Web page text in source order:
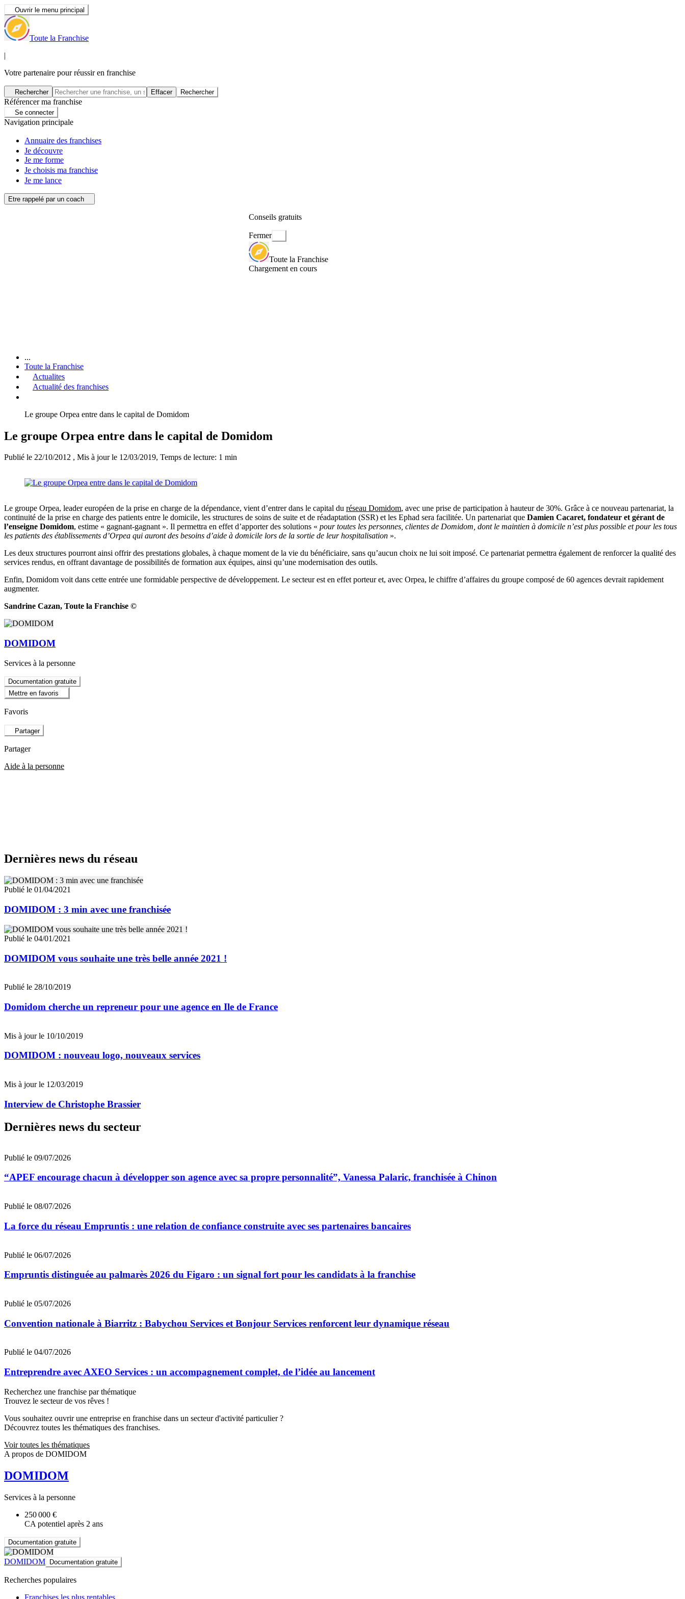
Ouvrir le menu principal
Toute la Franchise
|
Votre partenaire pour réussir en franchise
Rechercher Effacer Rechercher
Référencer ma franchise
Se connecter
Navigation principale
Annuaire des franchises
Je découvre
Je me forme
Je choisis ma franchise
Je me lance
Etre rappelé par un coach
Conseils gratuits
Fermer
Toute la Franchise
Chargement en cours
...
Toute la Franchise
Actualites
Actualité des franchises
Le groupe Orpea entre dans le capital de Domidom
Le groupe Orpea entre dans le capital de Domidom
Publié le 22/10/2012 , Mis à jour le 12/03/2019, Temps de lecture: 1 min
Le groupe Orpea, leader européen de la prise en charge de la dépendance, vient d’entrer dans le capital du réseau Domidom, avec une prise de participation à hauteur de 30%. Grâce à ce nouveau partenariat, la
continuité de la prise en charge des patients entre le domicile, les structures de soins de suite et de réadaptation (SSR) et les Ephad sera facilitée. Un partenariat que Damien Cacaret, fondateur et gérant de
l’enseigne Domidom, estime « gagnant-gagnant ». Il permettra en effet d’apporter des solutions « pour toutes les personnes, clientes de Domidom, dont le maintien à domicile n’est plus possible et pour les tous
les patients des établissements d’Orpea qui auront des besoins d’aide à domicile lors de la sortie de leur hospitalisation ».
Les deux structures pourront ainsi offrir des prestations globales, à chaque moment de la vie du bénéficiaire, sans qu’aucun choix ne lui soit imposé. Ce partenariat permettra également de renforcer la qualité des
services rendus, en offrant davantage de possibilités de formation aux équipes, ainsi qu’une modernisation des outils.
Enfin, Domidom voit dans cette entrée une formidable perspective de développement. Le secteur est en effet porteur et, avec Orpea, le chiffre d’affaires du groupe composé de 60 agences devrait rapidement
augmenter.
Sandrine Cazan, Toute la Franchise ©
DOMIDOM
Services à la personne
Documentation gratuite
Mettre en favoris
Favoris
Partager
Partager
Aide à la personne
Dernières news du réseau
Publié le 01/04/2021
DOMIDOM : 3 min avec une franchisée
Publié le 04/01/2021
DOMIDOM vous souhaite une très belle année 2021 !
Publié le 28/10/2019
Domidom cherche un repreneur pour une agence en Ile de France
Mis à jour le 10/10/2019
DOMIDOM : nouveau logo, nouveaux services
Mis à jour le 12/03/2019
Interview de Christophe Brassier
Dernières news du secteur
Publié le 09/07/2026
“APEF encourage chacun à développer son agence avec sa propre personnalité”, Vanessa Palaric, franchisée à Chinon
Publié le 08/07/2026
La force du réseau Empruntis : une relation de confiance construite avec ses partenaires bancaires
Publié le 06/07/2026
Empruntis distinguée au palmarès 2026 du Figaro : un signal fort pour les candidats à la franchise
Publié le 05/07/2026
Convention nationale à Biarritz : Babychou Services et Bonjour Services renforcent leur dynamique réseau
Publié le 04/07/2026
Entreprendre avec AXEO Services : un accompagnement complet, de l’idée au lancement
Recherchez une franchise par thématique
Trouvez le secteur de vos rêves !
Vous souhaitez ouvrir une entreprise en franchise dans un secteur d'activité particulier ?
Découvrez toutes les thématiques des franchises.
Voir toutes les thématiques
A propos de DOMIDOM
DOMIDOM
Services à la personne
250 000 €
CA potentiel après 2 ans
Documentation gratuite
DOMIDOM Documentation gratuite
Recherches populaires
Franchises les plus rentables